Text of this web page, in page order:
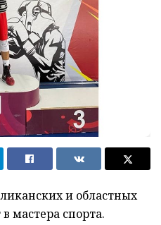
и областных
мастера спорта.